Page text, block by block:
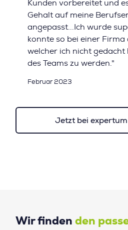
Kunden vorbereitet und
Gehalt auf meine
angepasst...Ich wurde
konnte so bei einer Firma
welcher ich nicht gedacht
des Teams zu werden."
Februar 2023
Jetzt bei
Wir finden den